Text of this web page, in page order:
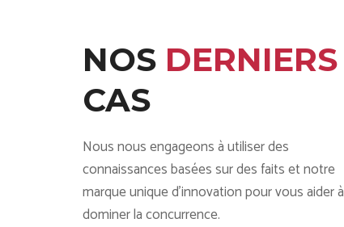
NOS DERNIERS
CAS
Nous nous engageons à utiliser des
connaissances basées sur des faits et notre
marque unique d'innovation pour vous aider à
dominer la concurrence.